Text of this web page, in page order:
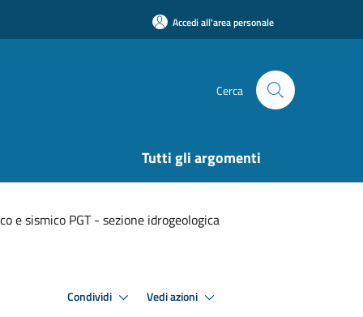
Accedi all'area personale
Cerca
Tutti gli argomenti
e sismico PGT - sezione idrogeologica
Condividi Vedi azioni